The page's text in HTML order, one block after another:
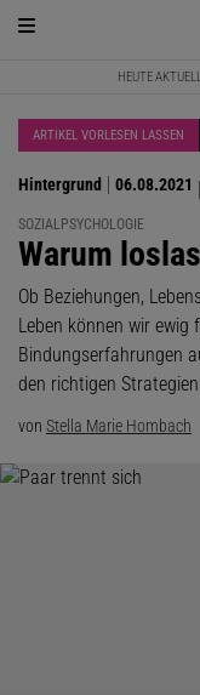
HEUTE
ARTIKEL VORLESEN LASSEN
Hintergrund 06.08.2021
SOZIALPSYCHOLOGIE
:
Warum
Ob Beziehungen,
Leben können wir ewig
Bindungserfahrungen
den richtigen
von Stella Marie Hombach